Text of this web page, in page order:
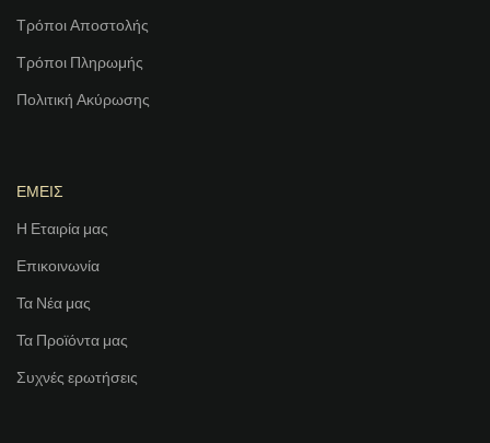
Τρόποι Αποστολής
Τρόποι Πληρωμής
Πολιτική Ακύρωσης
ΕΜΕΙΣ
Η Εταιρία μας
Επικοινωνία
Τα Νέα μας
Τα Προϊόντα μας
Συχνές ερωτήσεις